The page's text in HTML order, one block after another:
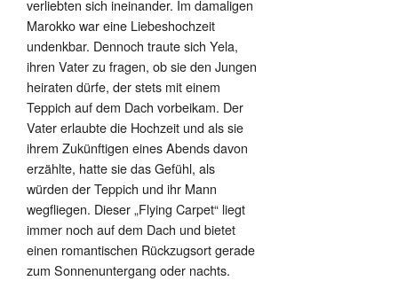
verliebten sich ineinander. Im damaligen
Marokko war eine Liebeshochzeit
undenkbar. Dennoch traute sich Yela,
ihren Vater zu fragen, ob sie den Jungen
heiraten dürfe, der stets mit einem
Teppich auf dem Dach vorbeikam. Der
Vater erlaubte die Hochzeit und als sie
ihrem Zukünftigen eines Abends davon
erzählte, hatte sie das Gefühl, als
würden der Teppich und ihr Mann
wegfliegen. Dieser „Flying Carpet“ liegt
immer noch auf dem Dach und bietet
einen romantischen Rückzugsort gerade
zum Sonnenuntergang oder nachts.